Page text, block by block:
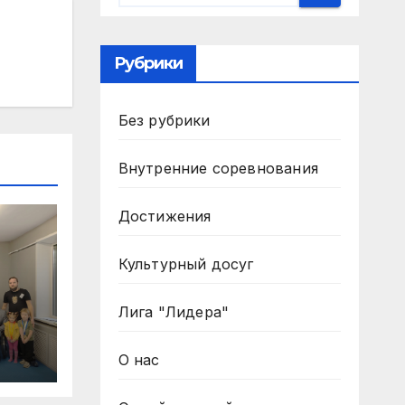
Рубрики
Без рубрики
Внутренние соревнования
Достижения
Культурный досуг
Лига "Лидера"
О нас